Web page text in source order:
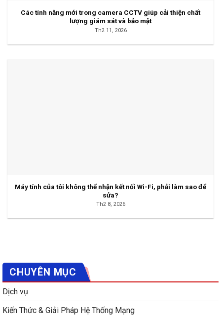
Các tính năng mới trong camera CCTV giúp cải thiện chất
lượng giám sát và bảo mật
Th2 11, 2026
Máy tính của tôi không thể nhận kết nối Wi-Fi, phải làm sao để
sửa?
Th2 8, 2026
CHUYÊN MỤC
Dịch vụ
Kiến Thức & Giải Pháp Hệ Thống Mạng